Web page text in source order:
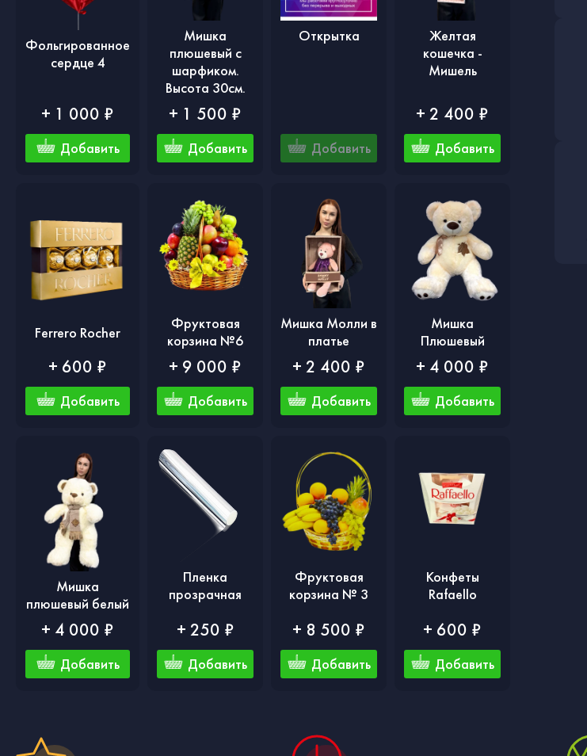
Фольгированное
сердце 4
+ 1 000 ₽
Добавить
Мишка
плюшевый с
шарфиком.
Высота 30см.
+ 1 500 ₽
Добавить
Открытка
Добавить
Желтая
кошечка -
Мишель
+ 2 400 ₽
Добавить
Ferrero Rocher
+ 600 ₽
Добавить
Фруктовая
корзина №6
+ 9 000 ₽
Добавить
Мишка Молли в
платье
+ 2 400 ₽
Добавить
Мишка
Плюшевый
+ 4 000 ₽
Добавить
Мишка
плюшевый белый
+ 4 000 ₽
Добавить
Пленка
прозрачная
+ 250 ₽
Добавить
Фруктовая
корзина № 3
+ 8 500 ₽
Добавить
Конфеты
Rafaello
+ 600 ₽
Добавить